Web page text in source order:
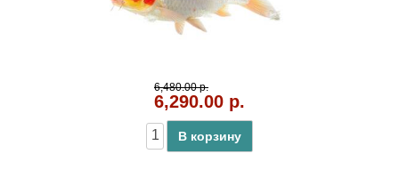
6,480.00 р.
6,290.00 р.
В корзину